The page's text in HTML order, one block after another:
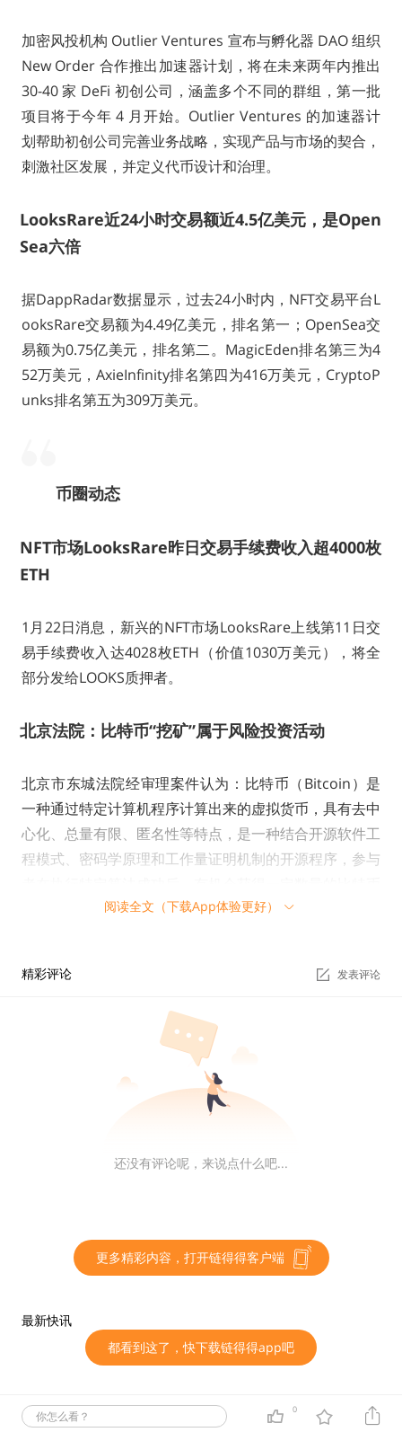
加密风投机构 Outlier Ventures 宣布与孵化器 DAO 组织
New Order 合作推出加速器计划，将在未来两年内推出
30-40 家 DeFi 初创公司，涵盖多个不同的群组，第一批
项目将于今年 4 月开始。Outlier Ventures 的加速器计
划帮助初创公司完善业务战略，实现产品与市场的契合，
刺激社区发展，并定义代币设计和治理。
LooksRare近24小时交易额近4.5亿美元，是Open
Sea六倍
据DappRadar数据显示，过去24小时内，NFT交易平台L
ooksRare交易额为4.49亿美元，排名第一；OpenSea交
易额为0.75亿美元，排名第二。MagicEden排名第三为4
52万美元，AxieInfinity排名第四为416万美元，CryptoP
unks排名第五为309万美元。
币圈动态
NFT市场LooksRare昨日交易手续费收入超4000枚
ETH
1月22日消息，新兴的NFT市场LooksRare上线第11日交
易手续费收入达4028枚ETH（价值1030万美元），将全
部分发给LOOKS质押者。
北京法院：比特币“挖矿”属于风险投资活动
北京市东城法院经审理案件认为：比特币（Bitcoin）是
一种通过特定计算机程序计算出来的虚拟货币，具有去中
心化、总量有限、匿名性等特点，是一种结合开源软件工
程模式、密码学原理和工作量证明机制的开源程序，参与
作为奖励，通过这种途径获得比特币的方法被称为“挖
从性质上看，比特币是一种特定的虚拟商品，不具有与货
币等同的法律地位，比特币“挖矿”本质上属于追求虚拟商
品收益的风险投资活动，投资者须自行承担相关投资风
从行为效力上看，“挖矿”活动电力能源消耗巨大，案涉68
胁国家金融安全，社会稳定衍生风险突出，已经成为一种
技术风险及由此引发的投资损失风险，应由投资者自行负
担，因双方对合同无效均存在过错，故相关损失后果亦应
由各方自担，故判决驳回原告勤某公司的诉讼请求。
链得得仅提供相关信息展示，不构成任何投资建议
阅读全文（下载App体验更好）
精彩评论 发表评论
还没有评论呢，来说点什么吧...
更多精彩内容，打开链得得客户端
最新快讯
都看到这了，快下载链得得app吧
你怎么看？ 0